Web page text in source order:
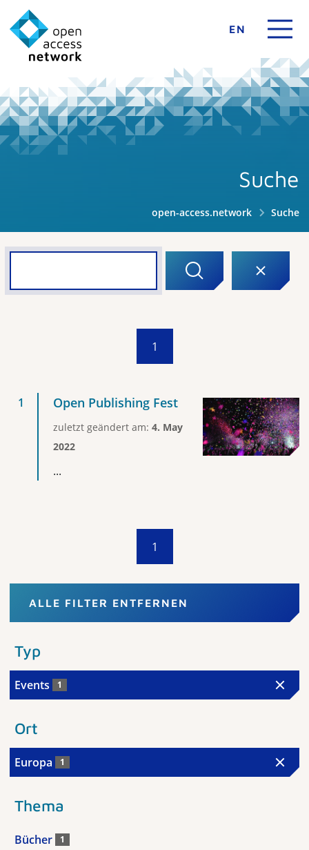
EN
Suche
open-access.network Suche
1
Open Publishing Fest
zuletzt geändert am: 4. May
2022
...
1
ALLE FILTER ENTFERNEN
Typ
Events 1
Ort
Europa 1
Thema
Bücher 1